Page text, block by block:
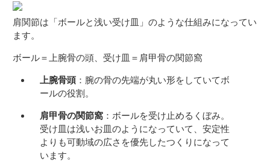
肩関節は「ボールと浅い受け皿」のような仕組みになってい
ます。
ボール＝上腕骨の頭、受け皿＝肩甲骨の関節窩
上腕骨頭 ：腕の骨の先端が丸い形をしていてボ
ールの役割。
肩甲骨の関節窩 ：ボールを受け止めるくぼみ。
受け皿は浅いお皿のようになっていて、安定性
よりも可動域の広さを優先したつくりになって
います。